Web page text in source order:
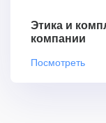
Этика и
компании
Посмотреть